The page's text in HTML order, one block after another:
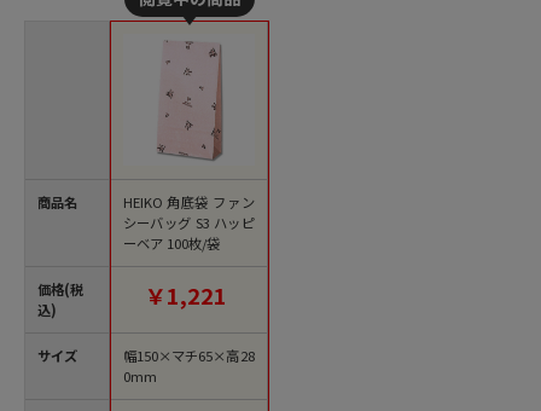
商品名
価格(税
込)
サイズ
HEIKO 角底袋 ファン
シーバッグ S3 ハッピ
ーベア 100枚/袋
￥1,221
幅150×マチ65×高28
0mm